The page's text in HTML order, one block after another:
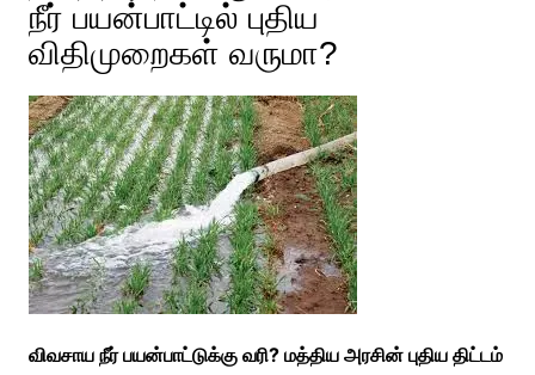
நீர் பயன்பாட்டில் புதிய
விதிமுறைகள் வருமா?
விவசாய நீர் பயன்பாட்டுக்கு வரி? மத்திய அரசின் புதிய திட்டம்